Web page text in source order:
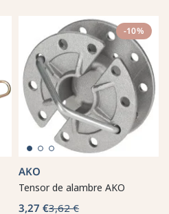
-10%
AKO
Tensor de alambre AKO
3,27 €3,62 €